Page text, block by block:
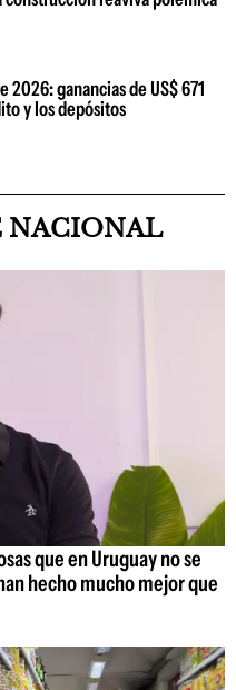
ganancias de US$ 671
y los depósitos
NACIONAL
que en Uruguay no se
hecho mucho mejor que